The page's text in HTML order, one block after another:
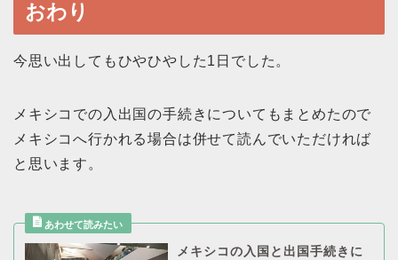
おわり
今思い出してもひやひやした1日でした。
メキシコでの入出国の手続きについてもまとめたので
メキシコへ行かれる場合は併せて読んでいただければ
と思います。
メキシコの入国と出国手続きに